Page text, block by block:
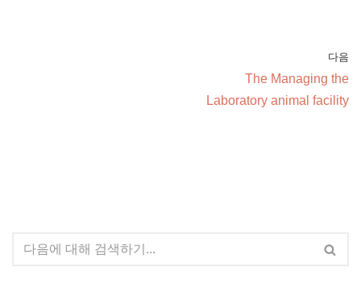
다음
The Managing the
Laboratory animal facility